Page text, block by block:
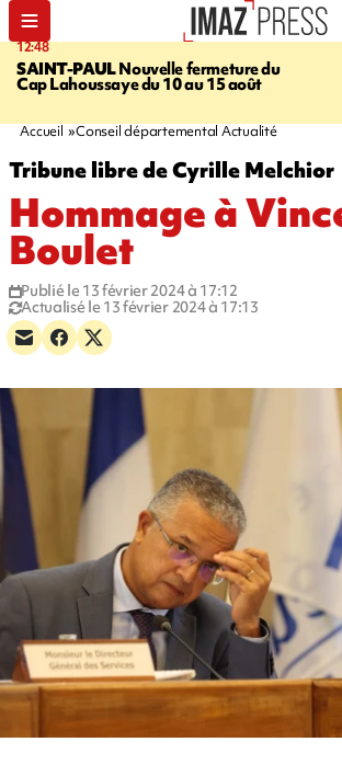
12:48
SAINT-PAULNouvelle fermeture du
Cap Lahoussaye du 10 au 15 août
Accueil Conseil départemental Actualité
Tribune libre de Cyrille Melchior
Hommage à
Boulet
Publié le 13 février 2024 à 17:12
Actualisé le 13 février 2024 à 17:13